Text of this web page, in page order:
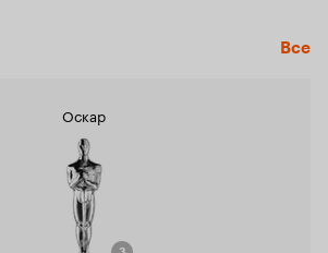
Все
Оскар